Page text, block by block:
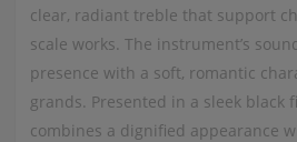
clear, radiant treble that support
scale works. The instrument’s
presence with a soft, romantic
grands. Presented in a sleek black
combines a dignified appearance